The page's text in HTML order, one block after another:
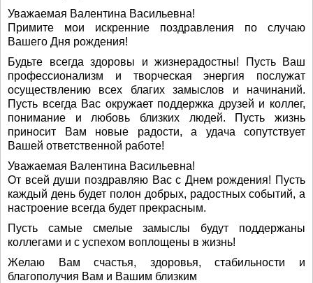
Уважаемая Валентина Васильевна!
Примите мои искренние поздравления по случаю
Вашего Дня рождения!
Будьте всегда здоровы и жизнерадостны! Пусть Ваш
профессионализм и творческая энергия послужат
осуществлению всех благих замыслов и начинаний.
Пусть всегда Вас окружает поддержка друзей и коллег,
понимание и любовь близких людей. Пусть жизнь
приносит Вам новые радости, а удача сопутствует
Вашей ответственной работе!
Уважаемая Валентина Васильевна!
От всей души поздравляю Вас с Днем рождения! Пусть
каждый день будет полон добрых, радостных событий, а
настроение всегда будет прекрасным.
Пусть самые смелые замыслы будут поддержаны
коллегами и с успехом воплощены в жизнь!
Желаю Вам счастья, здоровья, стабильности и
благополучия Вам и Вашим близким